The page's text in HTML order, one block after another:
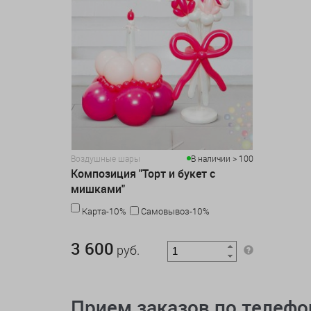
Воздушные шары В наличии > 100
Композиция "Торт и букет с
мишками"
Карта-10%
Самовывоз-10%
3 600 руб.